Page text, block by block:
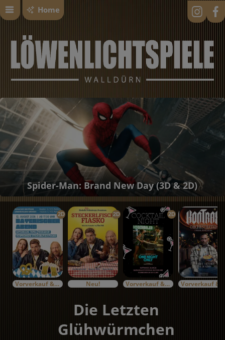
Home
Spider-Man: Brand New Day (3D & 2D)
2D
Vorverkauf & Specials
2D
Neu!
2D
Vorverkauf & Specials
Die Letzten
Glühwürmchen